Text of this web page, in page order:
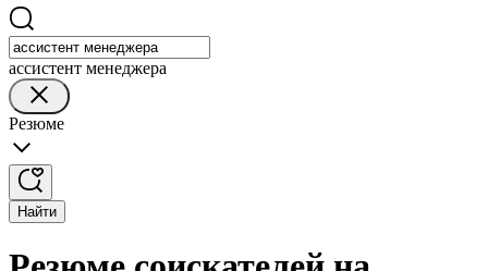
ассистент менеджера
Резюме
Найти